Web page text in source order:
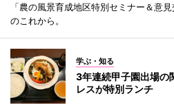
「農の風景育成地区特別セミナー＆意
のこれから。
学ぶ・知る
3年連続甲子園出場
レスが特別ランチ